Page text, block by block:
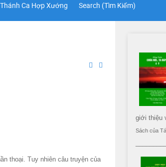
Thánh Ca Hợp Xướng Search (Tìm Kiếm)
thoại. Tuy nhiên câu truyện của
giới thiệu
Sách của